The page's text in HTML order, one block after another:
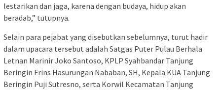
lestarikan dan jaga, karena dengan budaya, hidup akan
beradab,” tutupnya.
Selain para pejabat yang disebutkan sebelumnya, turut hadir
dalam upacara tersebut adalah Satgas Puter Pulau Berhala
Letnan Marinir Joko Santoso, KPLP Syahbandar Tanjung
Beringin Frins Hasurungan Nababan, SH, Kepala KUA Tanjung
Beringin Puji Sutresno, serta Korwil Kecamatan Tanjung